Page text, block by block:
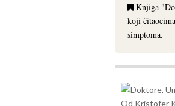
Knjiga
koji
simptoma.